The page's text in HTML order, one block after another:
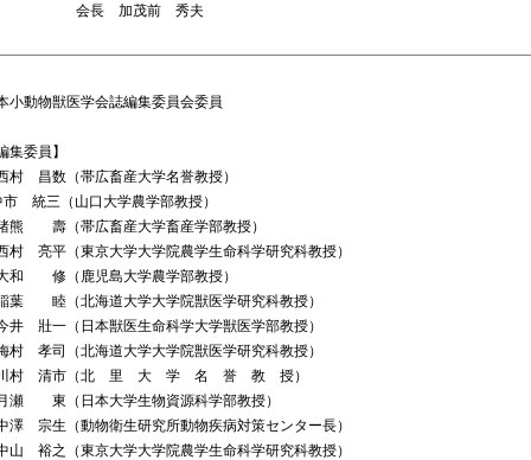
会長 加茂前 秀夫
小動物獣医学会誌編集委員会委員
集委員】
村 昌数（帯広畜産大学名誉教授）
市 統三（山口大学農学部教授）
熊 壽（帯広畜産大学畜産学部教授）
村 亮平（東京大学大学院農学生命科学研究科教授）
和 修（鹿児島大学農学部教授）
葉 睦（北海道大学大学院獣医学研究科教授）
井 壯一（日本獣医生命科学大学獣医学部教授）
村 孝司（北海道大学大学院獣医学研究科教授）
村 清市（北 里 大 学 名 誉 教 授）
瀬 東（日本大学生物資源科学部教授）
澤 宗生（動物衛生研究所動物疾病対策センター長）
山 裕之（東京大学大学院農学生命科学研究科教授）